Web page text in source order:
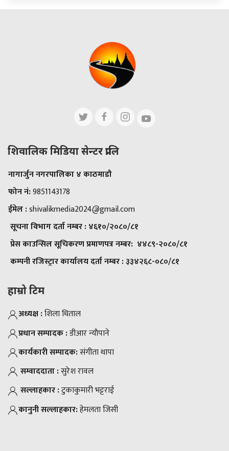
शिवालिक मिडिया सेन्टर प्रालि
नागार्जुन नगरपालिका ४ काठमाडौ
फोन नं:9851143178
ईमेल :shivalikmedia2024@gmail.com
सूचना विभाग दर्ता नम्बर :४६१०/२०८०/८१
प्रेस काउन्सिल सूचिकरण प्रमाणपत्र नम्बर: ४४८९-२०८०/८१
कम्पनी रजिस्ट्रार कार्यालय दर्ता नम्बर :३३४२६८-०८०/८१
हाम्रो टिम
अध्यक्ष :शिला धिताल
प्रधान सम्पादक :डीआर न्याैपाने
कार्यकारी सम्पादक:संगीता थापा
सम्वाददाता :सुरेश रावल
सल्लाहकार :टुकाकुमारी भट्टराई
कानुनी सल्लाहकार:हेमलता जिसी